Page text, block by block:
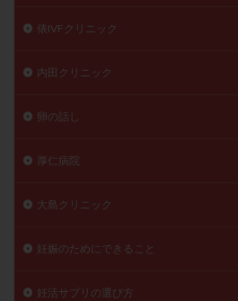
俵IVFクリニック
内田クリニック
卵の話し
厚仁病院
大島クリニック
妊娠のためにできること
妊活サプリの選び方